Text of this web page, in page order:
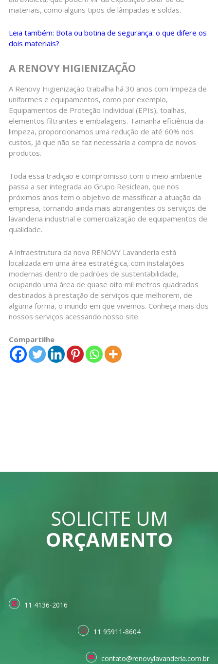
materiais, como alguns tipos de lâmpadas e soldas.
Leia também: Bota ou botina de segurança: o que difere os
dois materiais?
A RENOVY HIGIENIZAÇÃO
A Renovy Higienização trabalha há 30 anos com limpeza de
uniformes e equipamentos, como por exemplo,
Equipamentos de Proteção Individual (EPIs), toalhas,
elementos filtrantes e embalagens. Tamanha eficiência da
limpeza, proporcionamos uma redução de até 60% nos
custos, já que não se faz necessária a compra de novos
produtos.
Toda essa tradição e compromisso com o meio ambiente
passa a ser integrada ao Grupo Resiclean, que nos
próximos anos tem o objetivo de massificar a atuação da
empresa, tornando ainda mais abrangentes os serviços de
lavanderia industrial e comercialização de equipamentos de
qualidade.
A infraestrutura da nova RENOVY Lavanderia está
localizada em uma área estratégica, com instalações
modernas dentro de padrões de sustentabilidade,
ocupando uma área de quase oito mil metros quadrados
destinados à prestação de serviços que melhorem, de
alguma forma, o mundo em que vivemos. Conheça mais dos
nossos serviços acessando nosso site.
Compartilhe
SOLICITE UM
ORÇAMENTO
11 4136-2016
11 95911-8604
contato@renovylavanderia.com.br